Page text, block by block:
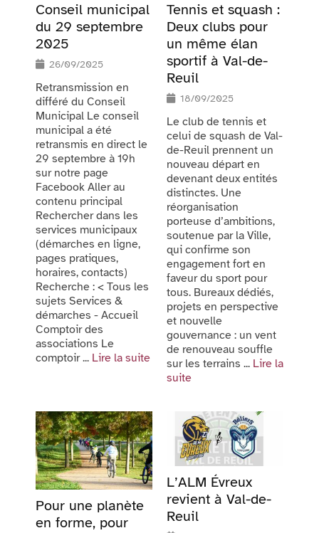
Conseil municipal
du 29 septembre
2025
26/09/2025
Retransmission en
différé du Conseil
Municipal Le conseil
municipal a été
retransmis en direct le
29 septembre à 19h
sur notre page
Facebook Aller au
contenu principal
Rechercher dans les
services municipaux
(démarches en ligne,
pages pratiques,
horaires, contacts)
Recherche : < Tous les
sujets Services &
démarches - Accueil
Comptoir des
associations Le
comptoir ... Lire la suite
Tennis et squash :
Deux clubs pour
un même élan
sportif à Val-de-
Reuil
18/09/2025
Le club de tennis et
celui de squash de Val-
de-Reuil prennent un
nouveau départ en
devenant deux entités
distinctes. Une
réorganisation
porteuse d’ambitions,
soutenue par la Ville,
qui confirme son
engagement fort en
faveur du sport pour
tous. Bureaux dédiés,
projets en perspective
et nouvelle
gouvernance : un vent
de renouveau souffle
sur les terrains ... Lire la
suite
Pour une planète
en forme, pour
L’ALM Évreux
revient à Val-de-
Reuil